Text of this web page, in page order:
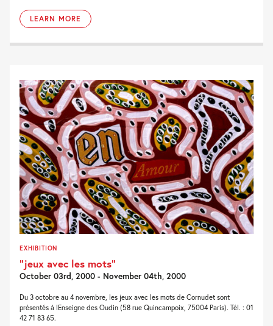
LEARN MORE
EXHIBITION
“jeux avec les mots”
October 03rd, 2000 - November 04th, 2000
Du 3 octobre au 4 novembre, les jeux avec les mots de Cornudet sont
présentés à lEnseigne des Oudin (58 rue Quincampoix, 75004 Paris). Tél. : 01
42 71 83 65.